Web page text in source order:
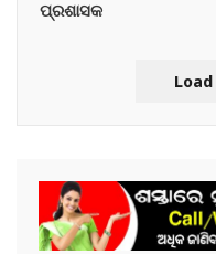
ପ୍ରଶାସକ